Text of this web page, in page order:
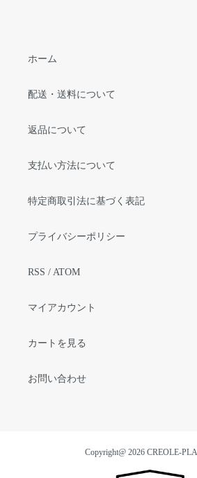
ホーム
配送・送料について
返品について
支払い方法について
特定商取引法に基づく表記
プライバシーポリシー
RSS / ATOM
マイアカウント
カートを見る
お問い合わせ
Copyright@ 2026 CREOLE-